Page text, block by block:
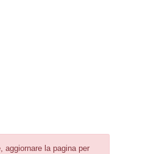
aggiornare la pagina per